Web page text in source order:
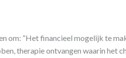
om: “Het financieel mogelijk te
therapie ontvangen waarin het